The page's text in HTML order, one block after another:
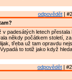
odpovědět |
v padesátých letech přestala
někdy počátkem století,
třeba už tam opravdu
to totiž jako když
odpovědět |